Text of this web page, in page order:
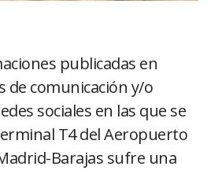
publicadas en
de comunicación y/o
sociales en las que se
T4 del Aeropuerto
Barajas sufre una